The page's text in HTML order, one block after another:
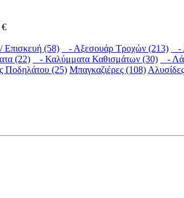
€
Επισκευή (58) - Αξεσουάρ Τροχών (213) -
(22) - Καλύμματα Καθισμάτων (30) -
Ποδηλάτου (25) Μπαγκαζιέρες (108)